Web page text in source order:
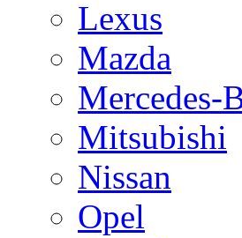
Lexus
Mazda
Mercedes-
Mitsubishi
Nissan
Opel